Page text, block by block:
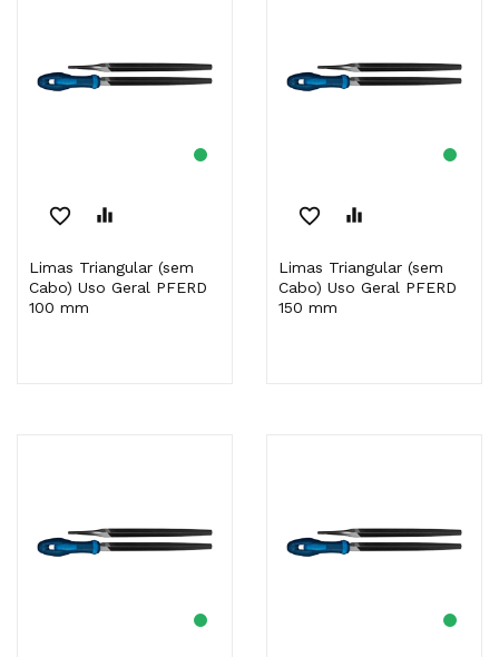
favorite_border equalizer
Limas Triangular (sem
Cabo) Uso Geral PFERD
100 mm
favorite_border equalizer
Limas Triangular (sem
Cabo) Uso Geral PFERD
150 mm